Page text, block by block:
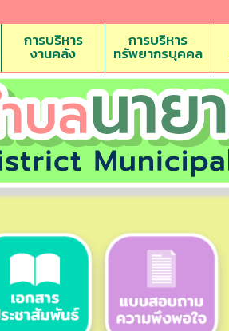
การบริหาร
งานคลัง
การบริหาร
ทรัพยากรบุคคล